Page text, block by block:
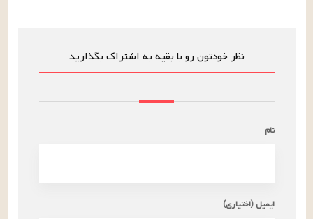
نظر خودتون رو با بقیه به اشتراک بگذارید
نام
ایمیل (اختیاری)